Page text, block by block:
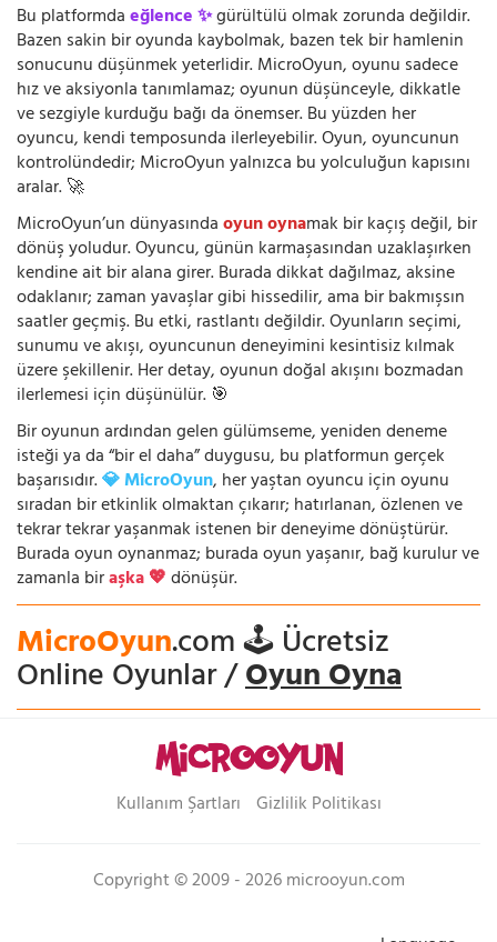
Bu platformdaeğlence ✨gürültülü olmak zorunda değildir.
Bazen sakin bir oyunda kaybolmak, bazen tek bir hamlenin
sonucunu düşünmek yeterlidir. MicroOyun, oyunu sadece
hız ve aksiyonla tanımlamaz; oyunun düşünceyle, dikkatle
ve sezgiyle kurduğu bağı da önemser. Bu yüzden her
oyuncu, kendi temposunda ilerleyebilir. Oyun, oyuncunun
kontrolündedir; MicroOyun yalnızca bu yolculuğun kapısını
aralar. 🚀
MicroOyun’un dünyasındaoyun oynamak bir kaçış değil, bir
dönüş yoludur. Oyuncu, günün karmaşasından uzaklaşırken
kendine ait bir alana girer. Burada dikkat dağılmaz, aksine
odaklanır; zaman yavaşlar gibi hissedilir, ama bir bakmışsın
saatler geçmiş. Bu etki, rastlantı değildir. Oyunların seçimi,
sunumu ve akışı, oyuncunun deneyimini kesintisiz kılmak
üzere şekillenir. Her detay, oyunun doğal akışını bozmadan
ilerlemesi için düşünülür. 🎯
Bir oyunun ardından gelen gülümseme, yeniden deneme
isteği ya da “bir el daha” duygusu, bu platformun gerçek
başarısıdır.💎 MicroOyun, her yaştan oyuncu için oyunu
sıradan bir etkinlik olmaktan çıkarır; hatırlanan, özlenen ve
tekrar tekrar yaşanmak istenen bir deneyime dönüştürür.
Burada oyun oynanmaz; burada oyun yaşanır, bağ kurulur ve
zamanla biraşka 💖dönüşür.
MicroOyun.com 🕹️ Ücretsiz
Online Oyunlar /Oyun Oyna
Kullanım Şartları Gizlilik Politikası
Copyright © 2009 - 2026 microoyun.com